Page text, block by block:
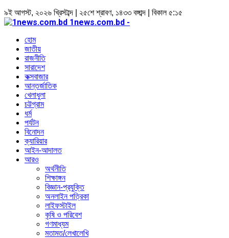
৯ই আগস্ট, ২০২৬ খ্রিস্টাব্দ | ২৫শে শ্রাবণ, ১৪৩৩ বঙ্গাব্দ | বিকাল ৫:১৫
1news.com.bd -
হোম
জাতীয়
রাজনীতি
সারাদেশ
কক্সবাজার
আন্তর্জাতিক
খেলাধুলা
চট্টগ্রাম
ধর্ম
পর্যটন
বিনোদন
ক্যারিয়ার
আইন-আদালত
আরও
অর্থনীতি
শিক্ষাঙ্গন
বিজ্ঞান-প্রযুক্তি
অনলাইন পত্রিকা
লাইফস্টাইল
কৃষি ও পরিবেশ
গণমাধ্যম
মতামত/লেখালেখি